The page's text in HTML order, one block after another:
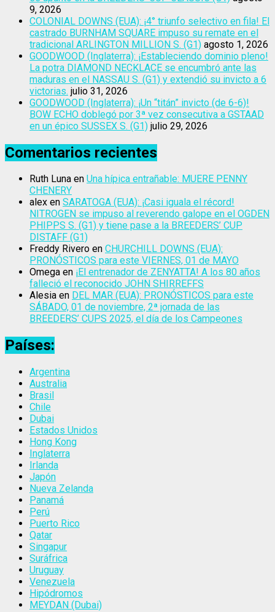
9, 2026
COLONIAL DOWNS (EUA): ¡4° triunfo selectivo en fila! El
castrado BURNHAM SQUARE impuso su remate en el
tradicional ARLINGTON MILLION S. (G1) agosto 1, 2026
GOODWOOD (Inglaterra): ¡Estableciendo dominio pleno!
La potra DIAMOND NECKLACE se encumbró ante las
maduras en el NASSAU S. (G1) y extendió su invicto a 6
victorias. julio 31, 2026
GOODWOOD (Inglaterra): ¡Un “titán” invicto (de 6-6)!
BOW ECHO doblegó por 3ª vez consecutiva a GSTAAD
en un épico SUSSEX S. (G1) julio 29, 2026
Comentarios recientes
Ruth Luna en Una hípica entrañable: MUERE PENNY
CHENERY
alex en SARATOGA (EUA): ¡Casi iguala el récord!
NITROGEN se impuso al reverendo galope en el OGDEN
PHIPPS S. (G1) y tiene pase a la BREEDERS’ CUP
DISTAFF (G1)
Freddy Rivero en CHURCHILL DOWNS (EUA):
PRONÓSTICOS para este VIERNES, 01 de MAYO
Omega en ¡El entrenador de ZENYATTA! A los 80 años
falleció el reconocido JOHN SHIRREFFS
Alesia en DEL MAR (EUA): PRONÓSTICOS para este
SÁBADO, 01 de noviembre, 2ª jornada de las
BREEDERS’ CUPS 2025, el día de los Campeones
Países:
Argentina
Australia
Brasil
Chile
Dubai
Estados Unidos
Hong Kong
Inglaterra
Irlanda
Japón
Nueva Zelanda
Panamá
Perú
Puerto Rico
Qatar
Singapur
Suráfrica
Uruguay
Venezuela
Hipódromos
MEYDAN (Dubai)